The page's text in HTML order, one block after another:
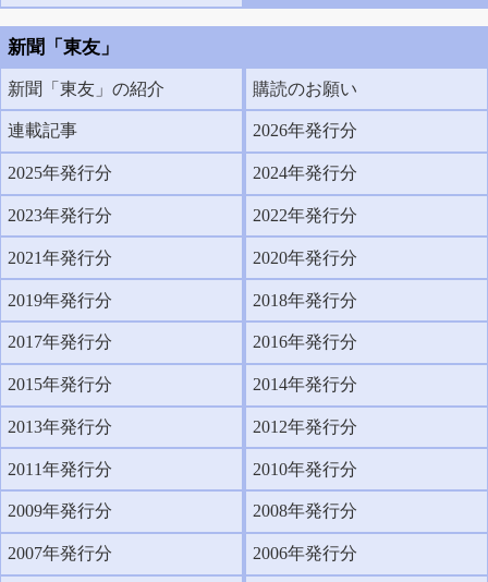
新聞「東友」
新聞「東友」の紹介 購読のお願い
連載記事 2026年発行分
2025年発行分 2024年発行分
2023年発行分 2022年発行分
2021年発行分 2020年発行分
2019年発行分 2018年発行分
2017年発行分 2016年発行分
2015年発行分 2014年発行分
2013年発行分 2012年発行分
2011年発行分 2010年発行分
2009年発行分 2008年発行分
2007年発行分 2006年発行分